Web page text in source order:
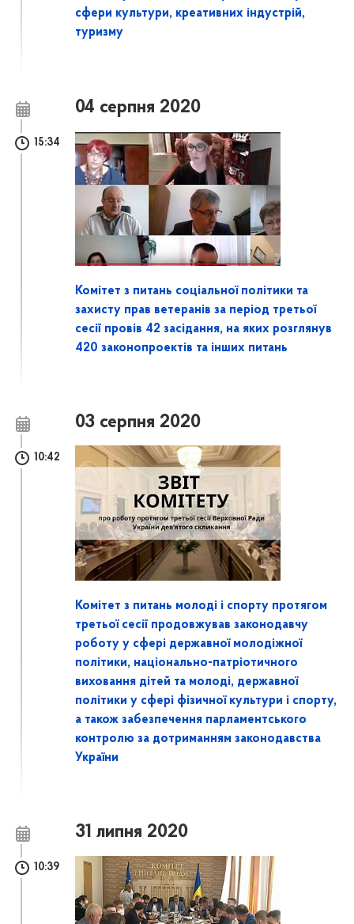
сфери культури, креативних індустрій,
туризму
04 серпня 2020
15:34
Комітет з питань соціальної політики та
захисту прав ветеранів за період третьої
сесії провів 42 засідання, на яких розглянув
420 законопроектів та інших питань
03 серпня 2020
10:42
Комітет з питань молоді і спорту протягом
третьої сесії продовжував законодавчу
роботу у сфері державної молодіжної
політики, національно-патріотичного
виховання дітей та молоді, державної
політики у сфері фізичної культури і спорту,
а також забезпечення парламентського
контролю за дотриманням законодавства
України
31 липня 2020
10:39